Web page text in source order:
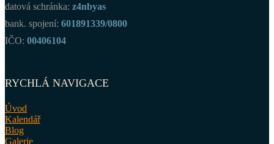
datová schránka: z4nbyas
bank. spojení: 601891339/0800
IČO: 00406104
RYCHLÁ NAVIGACE
Úvod
Kalendář
Blog
Galerie